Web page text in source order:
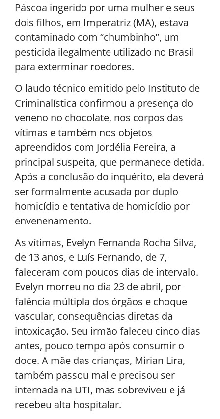
Páscoa ingerido por uma mulher e seus
dois filhos, em Imperatriz (MA), estava
contaminado com “chumbinho”, um
pesticida ilegalmente utilizado no Brasil
para exterminar roedores.
O laudo técnico emitido pelo Instituto de
Criminalística confirmou a presença do
veneno no chocolate, nos corpos das
vítimas e também nos objetos
apreendidos com Jordélia Pereira, a
principal suspeita, que permanece detida.
Após a conclusão do inquérito, ela deverá
ser formalmente acusada por duplo
homicídio e tentativa de homicídio por
envenenamento.
As vítimas, Evelyn Fernanda Rocha Silva,
de 13 anos, e Luís Fernando, de 7,
faleceram com poucos dias de intervalo.
Evelyn morreu no dia 23 de abril, por
falência múltipla dos órgãos e choque
vascular, consequências diretas da
intoxicação. Seu irmão faleceu cinco dias
antes, pouco tempo após consumir o
doce. A mãe das crianças, Mirian Lira,
também passou mal e precisou ser
internada na UTI, mas sobreviveu e já
recebeu alta hospitalar.